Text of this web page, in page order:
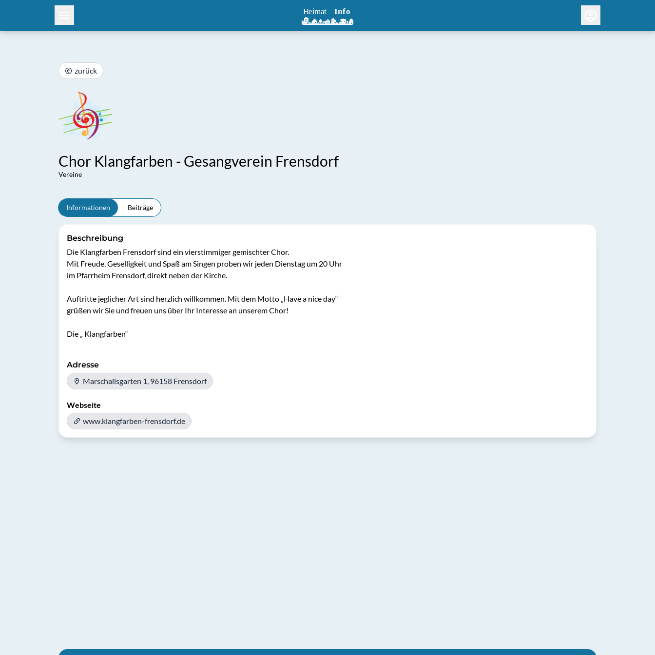
zurück
Chor Klangfarben - Gesangverein Frensdorf
Vereine
Informationen Beiträge
Beschreibung
Die Klangfarben Frensdorf sind ein vierstimmiger gemischter Chor.
Mit Freude, Geselligkeit und Spaß am Singen proben wir jeden Dienstag um 20 Uhr
im Pfarrheim Frensdorf, direkt neben der Kirche.
Auftritte jeglicher Art sind herzlich willkommen. Mit dem Motto „Have a nice day“
grüßen wir Sie und freuen uns über Ihr Interesse an unserem Chor!
Die „ Klangfarben“
Adresse
Marschallsgarten 1, 96158 Frensdorf
Webseite
www.klangfarben-frensdorf.de